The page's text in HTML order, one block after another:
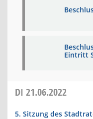
Eintritt
DI 21.06.2022
5. Sitzung des